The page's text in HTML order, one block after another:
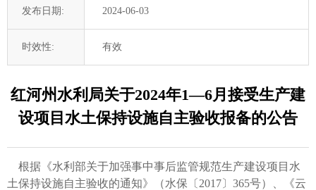
发布日期: 2024-06-03
时效性: 有效
红河州水利局关于2024年1—6月接受生产建
设项目水土保持设施自主验收报备的公告
根据《水利部关于加强事中事后监管规范生产建设项目水
土保持设施自主验收的通知》（水保〔2017〕365号）、《云